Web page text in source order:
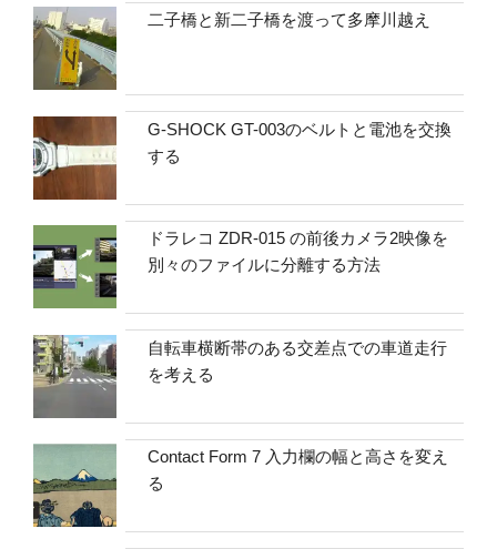
二子橋と新二子橋を渡って多摩川越え
G-SHOCK GT-003のベルトと電池を交換
する
ドラレコ ZDR-015 の前後カメラ2映像を
別々のファイルに分離する方法
自転車横断帯のある交差点での車道走行
を考える
Contact Form 7 入力欄の幅と高さを変え
る